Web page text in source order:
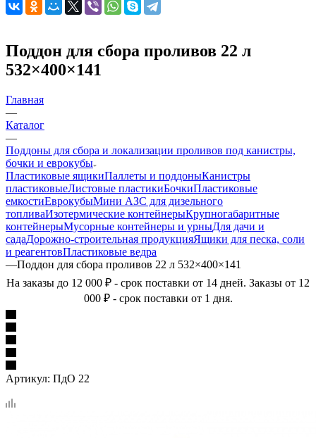
Поддон для сбора проливов 22 л
532×400×141
Главная
—
Каталог
—
Поддоны для сбора и локализации проливов под канистры,
бочки и еврокубы
Пластиковые ящикиПаллеты и поддоныКанистры
пластиковыеЛистовые пластикиБочкиПластиковые
емкостиЕврокубыМини АЗС для дизельного
топливаИзотермические контейнерыКрупногабаритные
контейнерыМусорные контейнеры и урныДля дачи и
садаДорожно-строительная продукцияЯщики для песка, соли
и реагентовПластиковые ведра
—Поддон для сбора проливов 22 л 532×400×141
На заказы до 12 000 ₽ - срок поставки от 14 дней. Заказы от 12
000 ₽ - срок поставки от 1 дня.
Артикул: ПдО 22